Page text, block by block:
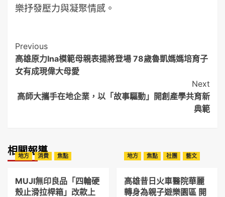
樂抒發壓力與凝聚情感。
Post
Navigation
Previous
高雄原力Ina模範母親表揚將登場 78歲魯凱媽媽培育子
女有成現偉大母愛
Next
高師大攜手在地企業，以「故事驅動」開創產學共育新
典範
相關報導
地方 消費 焦點
MUJI無印良品「四輪硬
殼止滑拉桿箱」改款上
地方 焦點 社團 藝文
高雄昔日火車醫院華麗
轉身為親子遊樂園區 開